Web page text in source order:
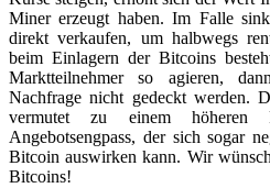
Miner erzeugt haben. Im Falle
direkt verkaufen, um halbwegs
beim Einlagern der Bitcoins
Marktteilnehmer so agieren,
Nachfrage nicht gedeckt werden.
vermutet zu einem höheren
Angebotsengpass, der sich sogar
Bitcoin auswirken kann. Wir
Bitcoins!